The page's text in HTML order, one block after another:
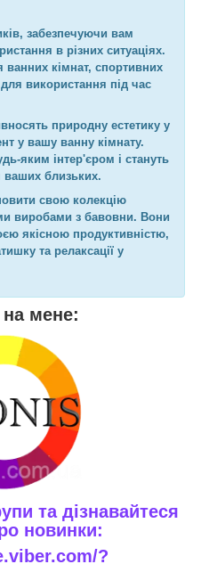
забезпечуючи вам
в різних ситуаціях.
ванних кімнат, спортивних
використання під час
природну естетику у
у вашу ванну кімнату.
яким інтер'єром і стануть
близьких.
свою колекцію
виробами з бавовни. Вони
якісною продуктивністю,
та релаксації у
мене:
та дізнавайтеся
новинки:
?